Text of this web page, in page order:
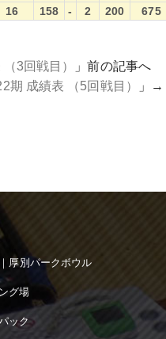
16 158 - 2 200 675
3回戦目）
」前の記事へ
期 成績表 （5回戦目） 」→
厚別パークボウル
グ場
ック